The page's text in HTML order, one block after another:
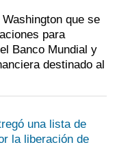
que se
para
Banco Mundial y
destinado al